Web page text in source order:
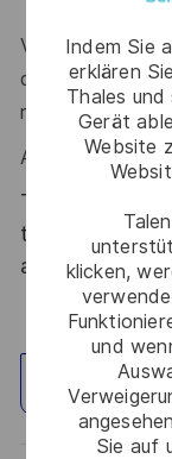
Indem Sie
erklären
Thales
Gerät
Website
klicken,
und
Sie auf
Votre rigueur,
d’apprentissage
reconnait ?
Alors ce poste
Thales,
tous les
atout.
Standort